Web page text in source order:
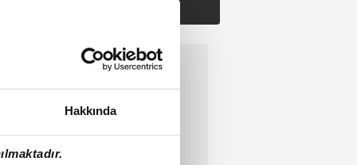
Hakkında